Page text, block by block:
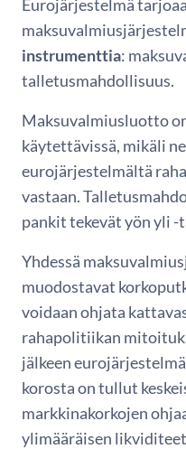
Eurojärjestelmä
instrumenttia:
talletusmahdollisuus.
Maksuvalmiusluotto
käytettävissä, mikäli
eurojärjestelmältä
vastaan.
pankit tekevät yön yli
Yhdessä
muodostavat
voidaan ohjata
rahapolitiikan
jälkeen
korosta on tullut
markkinakorkojen
ylimääräisen